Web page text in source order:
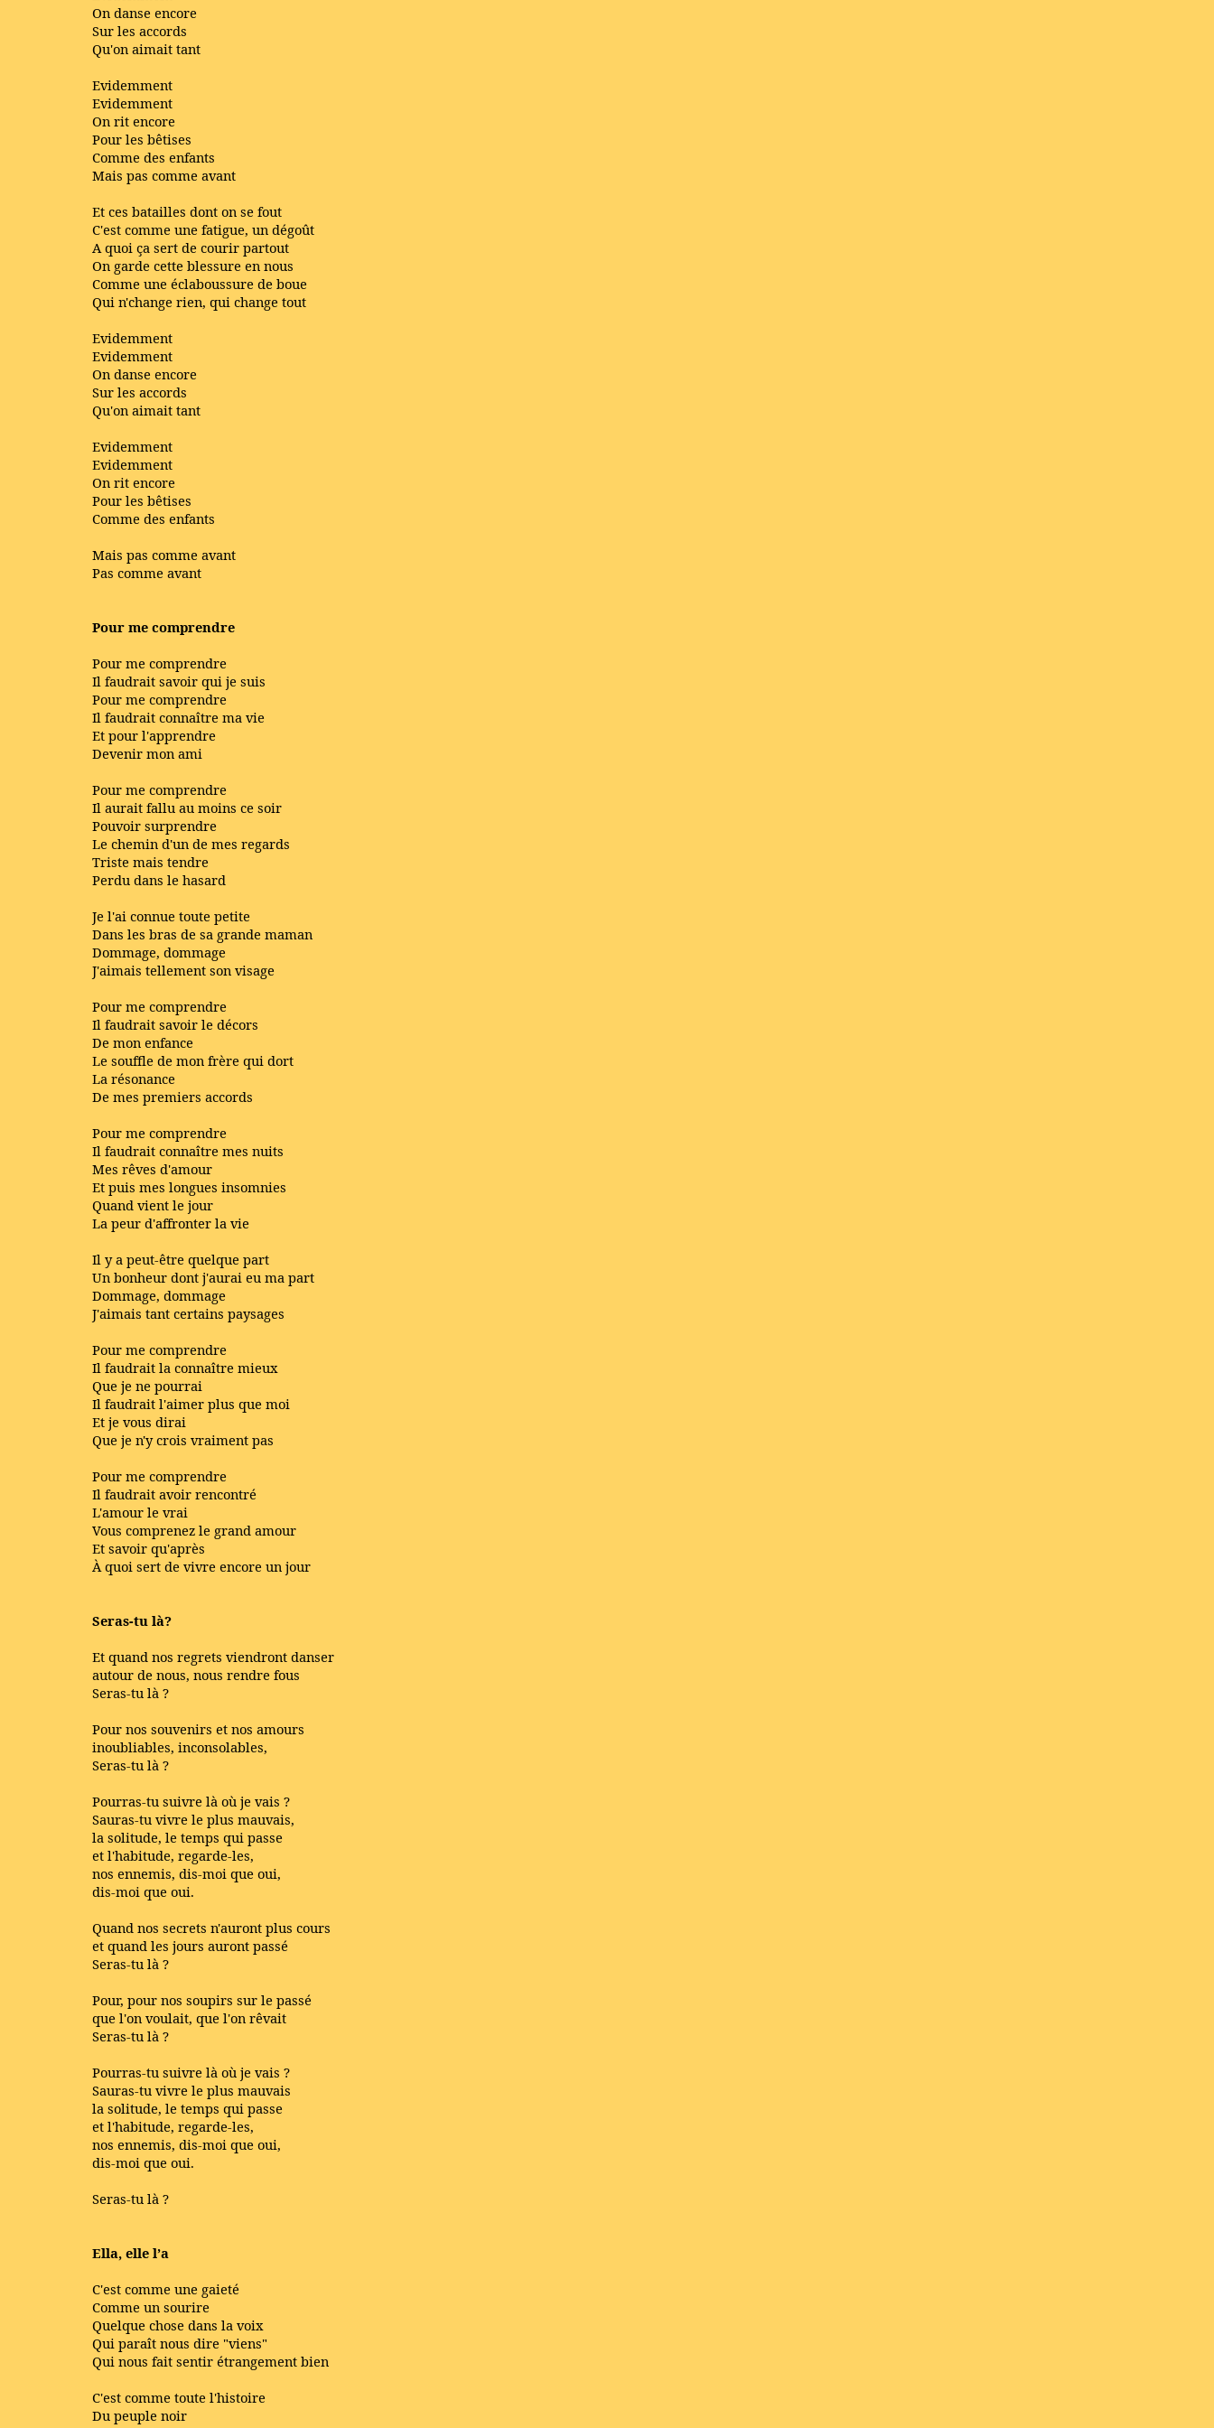
On danse encore
Sur les accords
Qu'on aimait tant
Evidemment
Evidemment
On rit encore
Pour les bêtises
Comme des enfants
Mais pas comme avant
Et ces batailles dont on se fout
C'est comme une fatigue, un dégoût
A quoi ça sert de courir partout
On garde cette blessure en nous
Comme une éclaboussure de boue
Qui n'change rien, qui change tout
Evidemment
Evidemment
On danse encore
Sur les accords
Qu'on aimait tant
Evidemment
Evidemment
On rit encore
Pour les bêtises
Comme des enfants
Mais pas comme avant
Pas comme avant
Pour me comprendre
Pour me comprendre
Il faudrait savoir qui je suis
Pour me comprendre
Il faudrait connaître ma vie
Et pour l'apprendre
Devenir mon ami
Pour me comprendre
Il aurait fallu au moins ce soir
Pouvoir surprendre
Le chemin d'un de mes regards
Triste mais tendre
Perdu dans le hasard
Je l'ai connue toute petite
Dans les bras de sa grande maman
Dommage, dommage
J'aimais tellement son visage
Pour me comprendre
Il faudrait savoir le décors
De mon enfance
Le souffle de mon frère qui dort
La résonance
De mes premiers accords
Pour me comprendre
Il faudrait connaître mes nuits
Mes rêves d'amour
Et puis mes longues insomnies
Quand vient le jour
La peur d'affronter la vie
Il y a peut-être quelque part
Un bonheur dont j'aurai eu ma part
Dommage, dommage
J'aimais tant certains paysages
Pour me comprendre
Il faudrait la connaître mieux
Que je ne pourrai
Il faudrait l'aimer plus que moi
Et je vous dirai
Que je n'y crois vraiment pas
Pour me comprendre
Il faudrait avoir rencontré
L'amour le vrai
Vous comprenez le grand amour
Et savoir qu'après
À quoi sert de vivre encore un jour
Seras-tu là?
Et quand nos regrets viendront danser
autour de nous, nous rendre fous
Seras-tu là ?
Pour nos souvenirs et nos amours
inoubliables, inconsolables,
Seras-tu là ?
Pourras-tu suivre là où je vais ?
Sauras-tu vivre le plus mauvais,
la solitude, le temps qui passe
et l'habitude, regarde-les,
nos ennemis, dis-moi que oui,
dis-moi que oui.
Quand nos secrets n'auront plus cours
et quand les jours auront passé
Seras-tu là ?
Pour, pour nos soupirs sur le passé
que l'on voulait, que l'on rêvait
Seras-tu là ?
Pourras-tu suivre là où je vais ?
Sauras-tu vivre le plus mauvais
la solitude, le temps qui passe
et l'habitude, regarde-les,
nos ennemis, dis-moi que oui,
dis-moi que oui.
Seras-tu là ?
Ella, elle l’a
C'est comme une gaieté
Comme un sourire
Quelque chose dans la voix
Qui paraît nous dire "viens"
Qui nous fait sentir étrangement bien
C'est comme toute l'histoire
Du peuple noir